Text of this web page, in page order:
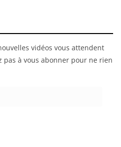
vidéos vous attendent
à vous abonner pour ne rien